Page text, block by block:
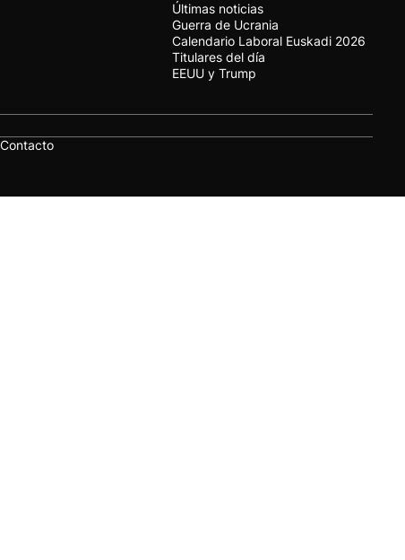
Últimas noticias
Guerra de Ucrania
Calendario Laboral Euskadi 2026
Titulares del día
EEUU y Trump
Contacto